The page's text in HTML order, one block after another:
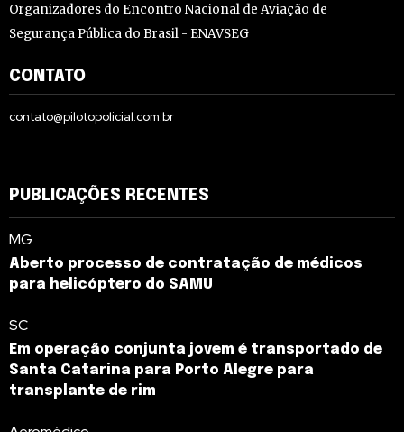
Organizadores do Encontro Nacional de Aviação de
Segurança Pública do Brasil - ENAVSEG
CONTATO
contato@pilotopolicial.com.br
PUBLICAÇÕES RECENTES
MG
Aberto processo de contratação de médicos
para helicóptero do SAMU
SC
Em operação conjunta jovem é transportado de
Santa Catarina para Porto Alegre para
transplante de rim